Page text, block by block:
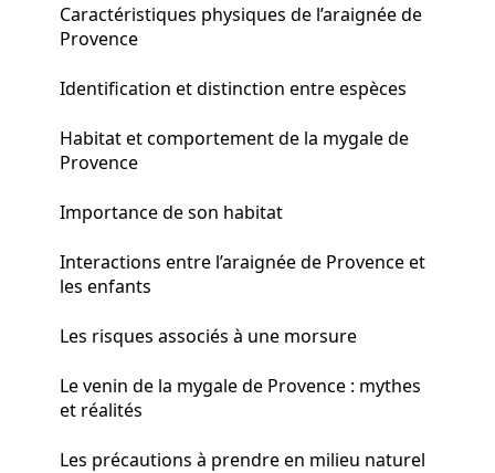
Caractéristiques physiques de l’araignée de
Provence
Identification et distinction entre espèces
Habitat et comportement de la mygale de
Provence
Importance de son habitat
Interactions entre l’araignée de Provence et
les enfants
Les risques associés à une morsure
Le venin de la mygale de Provence : mythes
et réalités
Les précautions à prendre en milieu naturel